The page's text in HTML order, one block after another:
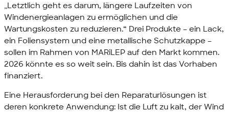
„Letztlich geht es darum, längere Laufzeiten von
Windenergieanlagen zu ermöglichen und die
Wartungskosten zu reduzieren.“ Drei Produkte – ein Lack,
ein Foliensystem und eine metallische Schutzkappe –
sollen im Rahmen von MARiLEP auf den Markt kommen.
2026 könnte es so weit sein. Bis dahin ist das Vorhaben
finanziert.
Eine Herausforderung bei den Reparaturlösungen ist
deren konkrete Anwendung: Ist die Luft zu kalt, der Wind